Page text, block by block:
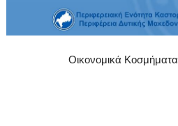
Οικονομικά Κοσμήματα